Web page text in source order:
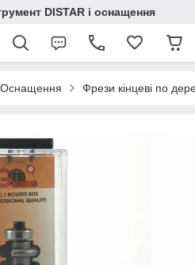
DISTAR і оснащення
Оснащення Фрези кінцеві по